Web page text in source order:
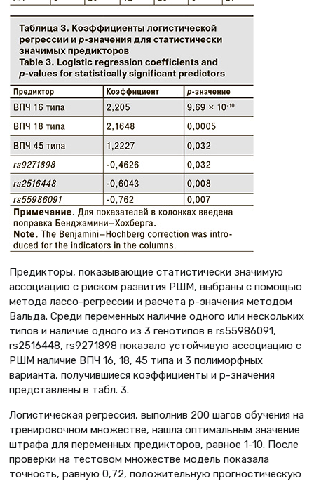
Предикторы, показывающие статистически значимую
ассоциацию с риском развития РШМ, выбраны с помощью
метода лассо-регрессии и расчета p-значения методом
Вальда. Среди переменных наличие одного или нескольких
типов и наличие одного из 3 генотипов в rs55986091,
rs2516448, rs9271898 показало устойчивую ассоциацию с
РШМ наличие ВПЧ 16, 18, 45 типа и 3 полиморфных
варианта, получившиеся коэффициенты и p-значения
представлены в табл. 3.
Логистическая регрессия, выполнив 200 шагов обучения на
тренировочном множестве, нашла оптимальным значение
штрафа для переменных предикторов, равное 1-10. После
проверки на тестовом множестве модель показала
точность, равную 0,72, положительную прогностическую